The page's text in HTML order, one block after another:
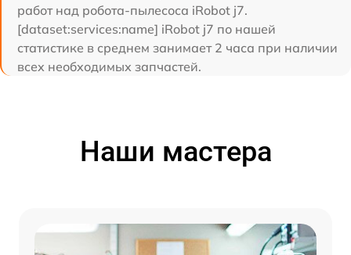
работ над робота-пылесоса iRobot j7.
[dataset:services:name] iRobot j7 по нашей
статистике в среднем занимает 2 часа при наличии
всех необходимых запчастей.
Наши мастера